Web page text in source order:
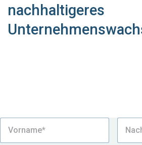
nachhaltigeres